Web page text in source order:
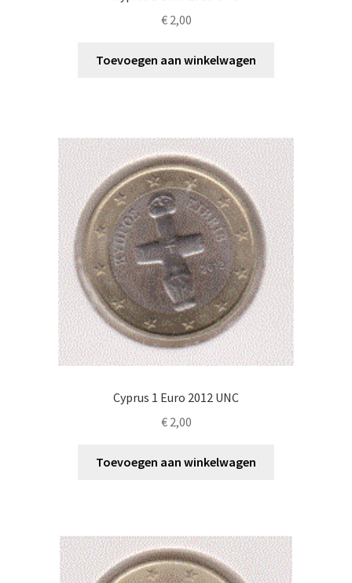
€2,00
Toevoegen aan winkelwagen
Cyprus 1 Euro 2012 UNC
€2,00
Toevoegen aan winkelwagen